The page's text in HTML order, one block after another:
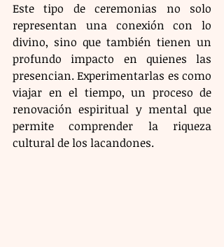
Este tipo de ceremonias no solo
representan una conexión con lo
divino, sino que también tienen un
profundo impacto en quienes las
presencian. Experimentarlas es como
viajar en el tiempo, un proceso de
renovación espiritual y mental que
permite comprender la riqueza
cultural de los lacandones.